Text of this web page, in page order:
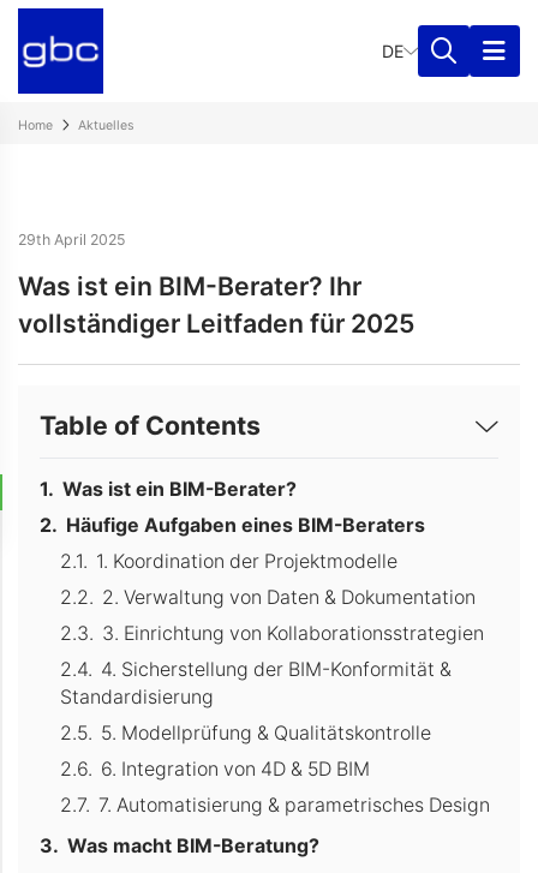
DE
Home Aktuelles
29th April 2025
Was ist ein BIM-Berater? Ihr
vollständiger Leitfaden für 2025
Table of Contents
Was ist ein BIM-Berater?
Häufige Aufgaben eines BIM-Beraters
1. Koordination der Projektmodelle
2. Verwaltung von Daten & Dokumentation
3. Einrichtung von Kollaborationsstrategien
4. Sicherstellung der BIM-Konformität &
Standardisierung
5. Modellprüfung & Qualitätskontrolle
6. Integration von 4D & 5D BIM
7. Automatisierung & parametrisches Design
Was macht BIM-Beratung?